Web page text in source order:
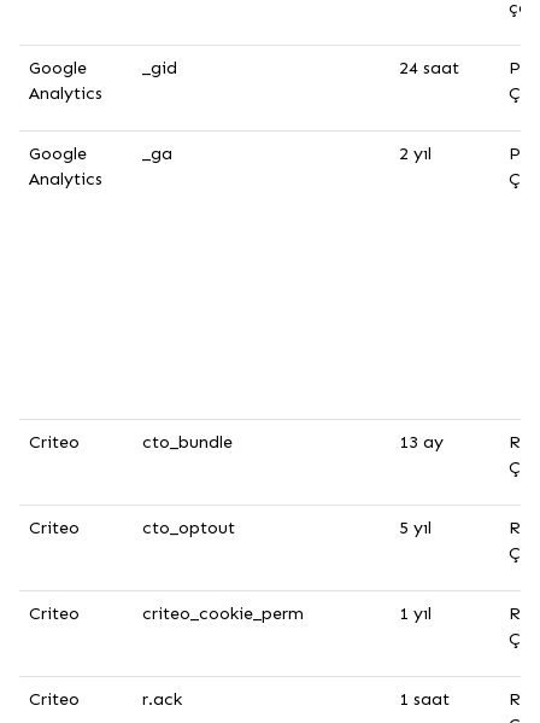
Google
Analytics
_gid 24 saat
Google
Analytics
_ga 2 yıl
Criteo cto_bundle 13 ay
Criteo cto_optout 5 yıl
Criteo criteo_cookie_perm 1 yıl
Criteo r.ack 1 saat